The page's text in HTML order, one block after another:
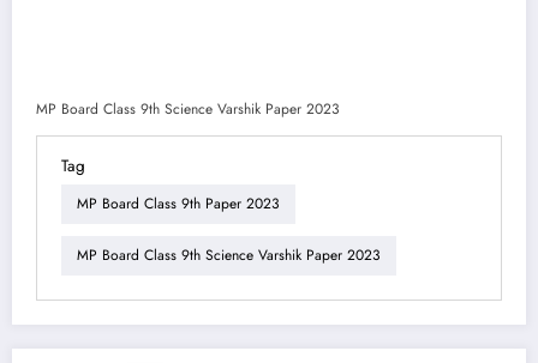
MP Board Class 9th Science Varshik Paper 2023
Tag
MP Board Class 9th Paper 2023
MP Board Class 9th Science Varshik Paper 2023